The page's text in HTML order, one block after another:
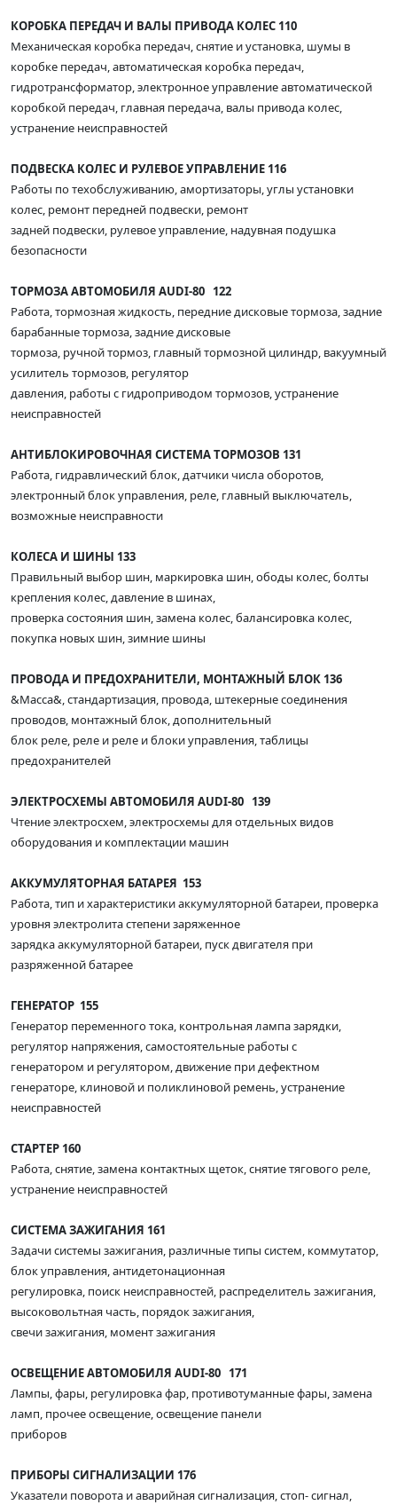
КОРОБКА ПЕРЕДАЧ И ВАЛЫ ПРИВОДА КОЛЕС 110
Механическая коробка передач, снятие и установка, шумы в
коробке передач, автоматическая коробка передач,
гидротрансформатор, электронное управление автоматической
коробкой передач, главная передача, валы привода колес,
устранение неисправностей
ПОДВЕСКА КОЛЕС И РУЛЕВОЕ УПРАВЛЕНИЕ 116
Работы по техобслуживанию, амортизаторы, углы установки
колес, ремонт передней подвески, ремонт
задней подвески, рулевое управление, надувная подушка
безопасности
ТОРМОЗА АВТОМОБИЛЯ AUDI-80 122
Работа, тормозная жидкость, передние дисковые тормоза, задние
барабанные тормоза, задние дисковые
тормоза, ручной тормоз, главный тормозной цилиндр, вакуумный
усилитель тормозов, регулятор
давления, работы с гидроприводом тормозов, устранение
неисправностей
АНТИБЛОКИРОВОЧНАЯ СИСТЕМА ТОРМОЗОВ 131
Работа, гидравлический блок, датчики числа оборотов,
электронный блок управления, реле, главный выключатель,
возможные неисправности
КОЛЕСА И ШИНЫ 133
Правильный выбор шин, маркировка шин, ободы колес, болты
крепления колес, давление в шинах,
проверка состояния шин, замена колес, балансировка колес,
покупка новых шин, зимние шины
ПРОВОДА И ПРЕДОХРАНИТЕЛИ, МОНТАЖНЫЙ БЛОК 136
&Масса&, стандартизация, провода, штекерные соединения
проводов, монтажный блок, дополнительный
блок реле, реле и реле и блоки управления, таблицы
предохранителей
ЭЛЕКТРОСХЕМЫ АВТОМОБИЛЯ AUDI-80 139
Чтение электросхем, электросхемы для отдельных видов
оборудования и комплектации машин
АККУМУЛЯТОРНАЯ БАТАРЕЯ 153
Работа, тип и характеристики аккумуляторной батареи, проверка
уровня электролита степени заряженное
зарядка аккумуляторной батареи, пуск двигателя при
разряженной батарее
ГЕНЕРАТОР 155
Генератор переменного тока, контрольная лампа зарядки,
регулятор напряжения, самостоятельные работы с
генератором и регулятором, движение при дефектном
генераторе, клиновой и поликлиновой ремень, устранение
неисправностей
СТАРТЕР 160
Работа, снятие, замена контактных щеток, снятие тягового реле,
устранение неисправностей
СИСТЕМА ЗАЖИГАНИЯ 161
Задачи системы зажигания, различные типы систем, коммутатор,
блок управления, антидетонационная
регулировка, поиск неисправностей, распределитель зажигания,
высоковольтная часть, порядок зажигания,
свечи зажигания, момент зажигания
ОСВЕЩЕНИЕ АВТОМОБИЛЯ AUDI-80 171
Лампы, фары, регулировка фар, противотуманные фары, замена
ламп, прочее освещение, освещение панели
приборов
ПРИБОРЫ СИГНАЛИЗАЦИИ 176
Указатели поворота и аварийная сигнализация, стоп- сигнал,